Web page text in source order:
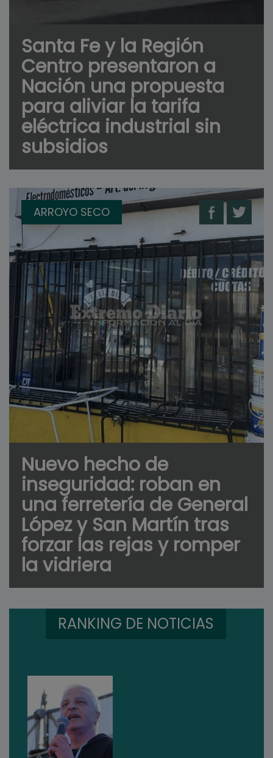
Santa Fe y la Región
Centro presentaron a
Nación una propuesta
para aliviar la tarifa
eléctrica industrial sin
subsidios
ARROYO SECO
Nuevo hecho de
inseguridad: roban en
una ferretería de General
López y San Martín tras
forzar las rejas y romper
la vidriera
RANKING DE NOTICIAS